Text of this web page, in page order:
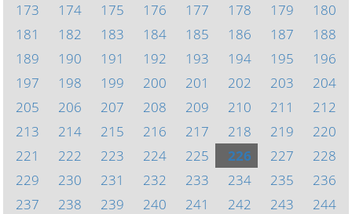
173
174 175 176 177 178 179
180
181
182 183 184 185 186 187
188
189
190 191 192 193 194 195
196
197
198 199 200 201 202 203
204
205
206 207 208 209 210 211
212
213
214 215 216 217 218 219
220
221
222 223 224 225 226 227
228
229
230 231 232 233 234 235
236
237
238 239 240 241 242 243
244